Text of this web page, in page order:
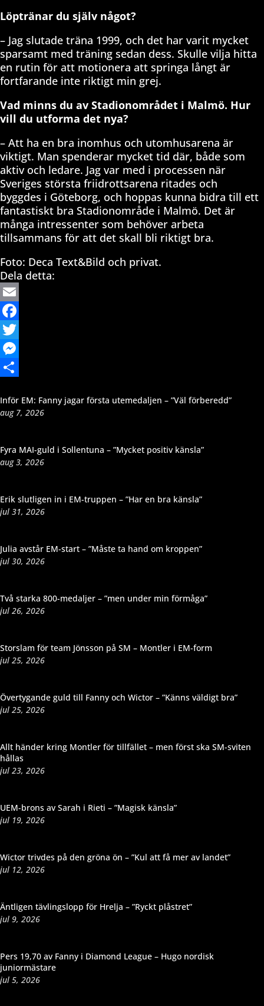
Löptränar du själv något?
– Jag slutade träna 1999, och det har varit mycket
sparsamt med träning sedan dess. Skulle vilja hitta
en rutin för att motionera att springa långt är
fortfarande inte riktigt min grej.
Vad minns du av Stadionområdet i Malmö. Hur
vill du utforma det nya?
– Att ha en bra inomhus och utomhusarena är
viktigt. Man spenderar mycket tid där, både som
aktiv och ledare. Jag var med i processen när
Sveriges största friidrottsarena ritades och
byggdes i Göteborg, och hoppas kunna bidra till ett
fantastiskt bra Stadionområde i Malmö. Det är
många intressenter som behöver arbeta
tillsammans för att det skall bli riktigt bra.
Foto: Deca Text&Bild och privat.
Dela detta:
Email
Facebook
Twitter
Messenger
Inför EM: Fanny jagar första utemedaljen – ”Väl förberedd”
aug 7, 2026
Fyra MAI-guld i Sollentuna – ”Mycket positiv känsla”
aug 3, 2026
Erik slutligen in i EM-truppen – ”Har en bra känsla”
jul 31, 2026
Julia avstår EM-start – ”Måste ta hand om kroppen”
jul 30, 2026
Två starka 800-medaljer – ”men under min förmåga”
jul 26, 2026
Storslam för team Jönsson på SM – Montler i EM-form
jul 25, 2026
Övertygande guld till Fanny och Wictor – ”Känns väldigt bra”
jul 25, 2026
Allt händer kring Montler för tillfället – men först ska SM-sviten
hållas
jul 23, 2026
UEM-brons av Sarah i Rieti – ”Magisk känsla”
jul 19, 2026
Wictor trivdes på den gröna ön – ”Kul att få mer av landet”
jul 12, 2026
Äntligen tävlingslopp för Hrelja – ”Ryckt plåstret”
jul 9, 2026
Pers 19,70 av Fanny i Diamond League – Hugo nordisk
juniormästare
jul 5, 2026